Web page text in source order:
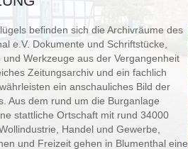
befinden sich die Archivräume des
e.V. Dokumente und Schriftstücke,
Werkzeuge aus der Vergangenheit
Zeitungsarchiv und ein fachlich
ein anschauliches Bild der
Aus dem rund um die Burganlage
stattliche Ortschaft mit rund 34000
Handel und Gewerbe,
und Freizeit gehen in Blumenthal eine